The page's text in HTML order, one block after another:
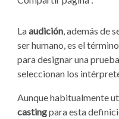
Laaudición , además de
ser humano, es el
para designar una
seleccionan los
Aunque habitualmente
castingpara esta